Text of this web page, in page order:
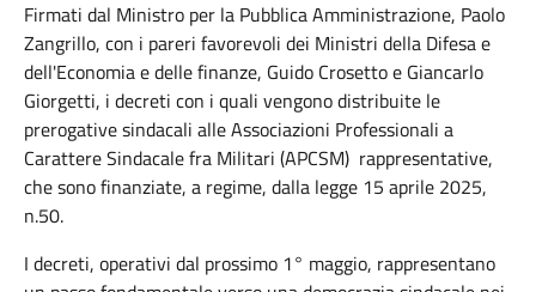
Firmati dal Ministro per la Pubblica Amministrazione, Paolo
Zangrillo, con i pareri favorevoli dei Ministri della Difesa e
dell'Economia e delle finanze, Guido Crosetto e Giancarlo
Giorgetti, i decreti con i quali vengono distribuite le
prerogative sindacali alle Associazioni Professionali a
Carattere Sindacale fra Militari (APCSM) rappresentative,
che sono finanziate, a regime, dalla legge 15 aprile 2025,
n.50.
I decreti, operativi dal prossimo 1° maggio, rappresentano